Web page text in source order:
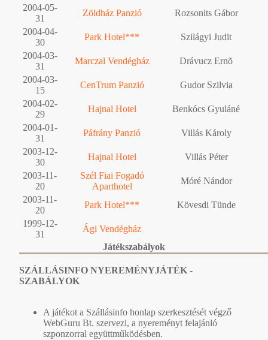
2004-05-
31
Zöldház Panzió
Rozsonits Gábor
2004-04-
30
Park Hotel***
Szilágyi Judit
2004-03-
31
Marczal Vendégház
Drávucz Ernõ
2004-03-
15
CenTrum Panzió
Gudor Szilvia
2004-02-
29
Hajnal Hotel
Benkócs Gyuláné
2004-01-
31
Páfrány Panzió
Villás Károly
2003-12-
30
Hajnal Hotel
Villás Péter
2003-11-
20
Szél Fiai Fogadó
Aparthotel
Móré Nándor
2003-11-
20
Park Hotel***
Kövesdi Tünde
1999-12-
31
Ági Vendégház
Játékszabályok
SZÁLLÁSINFO NYEREMÉNYJÁTÉK -
SZABÁLYOK
A játékot a Szállásinfo honlap szerkesztését végző
WebGuru Bt. szervezi, a nyereményt felajánló
szponzorral együttműködésben.